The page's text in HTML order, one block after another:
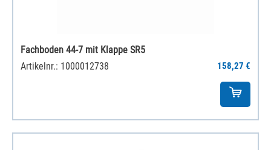
Fachboden 44-7 mit Klappe SR5
Artikelnr.: 1000012738
158,27 €